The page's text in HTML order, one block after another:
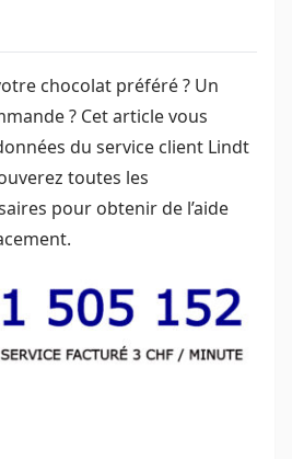
chocolat préféré ? Un
? Cet article vous
du service client Lindt
toutes les
pour obtenir de l’aide